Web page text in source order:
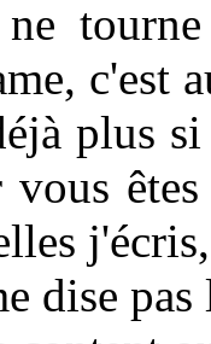
c'est
plus
vous
dise